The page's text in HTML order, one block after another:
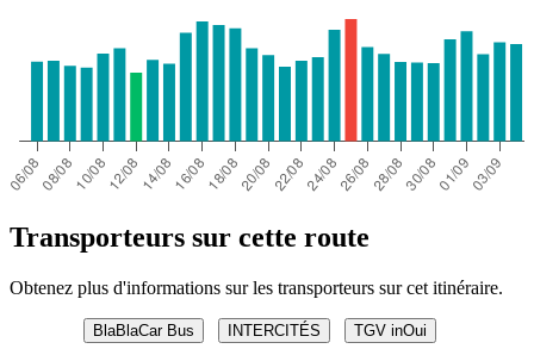
Transporteurs sur cette route
Obtenez plus d'informations sur les transporteurs sur cet itinéraire.
BlaBlaCar Bus INTERCITÉS TGV inOui